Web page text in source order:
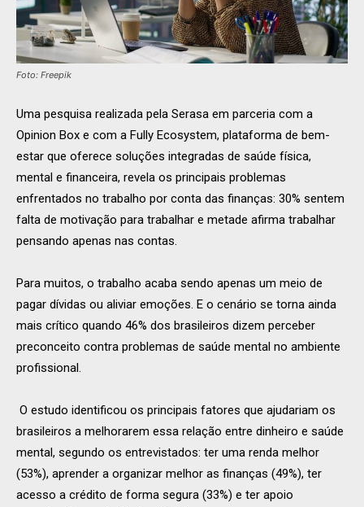
Foto: Freepik
Uma pesquisa realizada pela Serasa em parceria com a
Opinion Box e com a Fully Ecosystem, plataforma de bem-
estar que oferece soluções integradas de saúde física,
mental e financeira, revela os principais problemas
enfrentados no trabalho por conta das finanças: 30% sentem
falta de motivação para trabalhar e metade afirma trabalhar
pensando apenas nas contas.
Para muitos, o trabalho acaba sendo apenas um meio de
pagar dívidas ou aliviar emoções. E o cenário se torna ainda
mais crítico quando 46% dos brasileiros dizem perceber
preconceito contra problemas de saúde mental no ambiente
profissional.
O estudo identificou os principais fatores que ajudariam os
brasileiros a melhorarem essa relação entre dinheiro e saúde
mental, segundo os entrevistados: ter uma renda melhor
(53%), aprender a organizar melhor as finanças (49%), ter
acesso a crédito de forma segura (33%) e ter apoio